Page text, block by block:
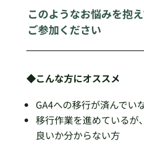
このようなお悩みを抱
ご参加ください
◆こんな方にオススメ
GA4への移行が済んでい
移行作業を進めているが
良いか分からない方